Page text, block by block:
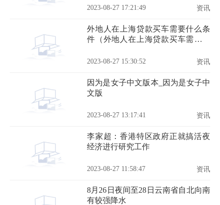
2023-08-27 17:21:49 资讯
外地人在上海贷款买车需要什么条
件（外地人在上海贷款买车需要什
2023-08-27 15:30:52 资讯
因为是女子中文版本_因为是女子中
文版
2023-08-27 13:17:41 资讯
李家超：香港特区政府正就搞活夜
经济进行研究工作
2023-08-27 11:58:47 资讯
8月26日夜间至28日云南省自北向南
有较强降水